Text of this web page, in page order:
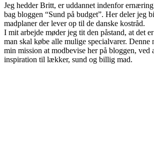
Jeg hedder Britt, er uddannet indenfor
bag bloggen “Sund på budget”. Her deler jeg
madplaner der lever op til de danske kostråd.
I mit arbejde møder jeg tit den påstand, at det
man skal købe alle mulige specialvarer. Denne
min mission at modbevise her på bloggen, ved
inspiration til lækker, sund og billig mad.